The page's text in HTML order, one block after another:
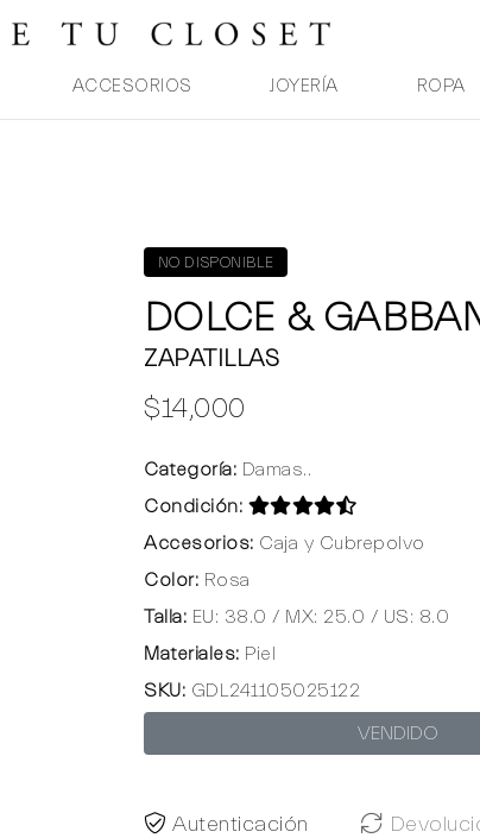
ACCESORIOS JOYERÍA ROPA
NO DISPONIBLE
DOLCE &
ZAPATILLAS
$14,000
Categoría: Damas..
Condición:
Accesorios: Caja y Cubrepolvo
Color: Rosa
Talla: EU: 38.0 / MX: 25.0 / US: 8.0
Materiales: Piel
SKU: GDL241105025122
VENDIDO
Autenticación